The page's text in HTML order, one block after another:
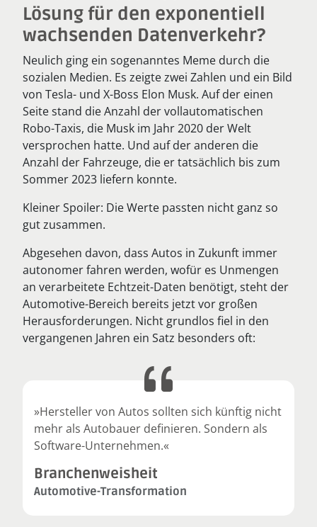
Lösung für den exponentiell
wachsenden Datenverkehr?
Neulich ging ein sogenanntes Meme durch die
sozialen Medien. Es zeigte zwei Zahlen und ein Bild
von Tesla- und X-Boss Elon Musk. Auf der einen
Seite stand die Anzahl der vollautomatischen
Robo-Taxis, die Musk im Jahr 2020 der Welt
versprochen hatte. Und auf der anderen die
Anzahl der Fahrzeuge, die er tatsächlich bis zum
Sommer 2023 liefern konnte.
Kleiner Spoiler: Die Werte passten nicht ganz so
gut zusammen.
Abgesehen davon, dass Autos in Zukunft immer
autonomer fahren werden, wofür es Unmengen
an verarbeitete Echtzeit-Daten benötigt, steht der
Automotive-Bereich bereits jetzt vor großen
Herausforderungen. Nicht grundlos fiel in den
vergangenen Jahren ein Satz besonders oft:
»Hersteller von Autos sollten sich künftig nicht
mehr als Autobauer definieren. Sondern als
Software-Unternehmen.«
Branchenweisheit
Automotive-Transformation